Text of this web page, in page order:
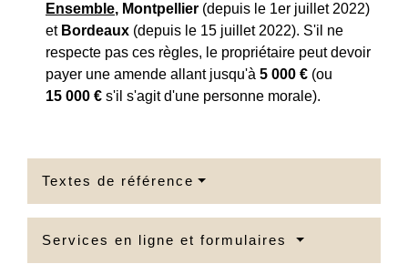
Ensemble, Montpellier (depuis le 1er juillet 2022)
et Bordeaux (depuis le 15 juillet 2022). S'il ne
respecte pas ces règles, le propriétaire peut devoir
payer une amende allant jusqu'à 5 000 € (ou
15 000 € s'il s'agit d'une personne morale).
Textes de référence
Services en ligne et formulaires